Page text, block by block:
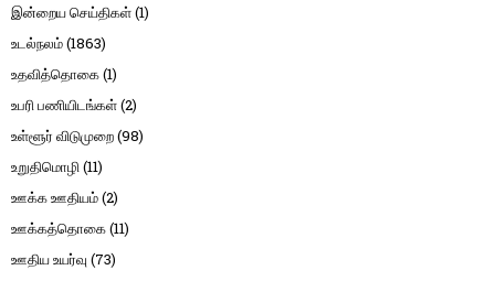
இன்றைய செய்திகள்(1)
உடல்நலம்(1863)
உதவித்தொகை(1)
உபரி பணியிடங்கள்(2)
உள்ளூர் விடுமுறை(98)
உறுதிமொழி(11)
ஊக்க ஊதியம்(2)
ஊக்கத்தொகை(11)
ஊதிய உயர்வு (73)